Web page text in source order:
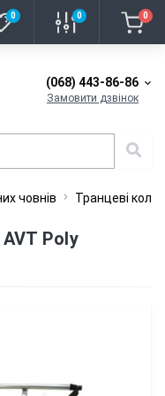
0 0 0
(068) 443-86-86
Замовити дзвінок
човнів Транцеві
Poly